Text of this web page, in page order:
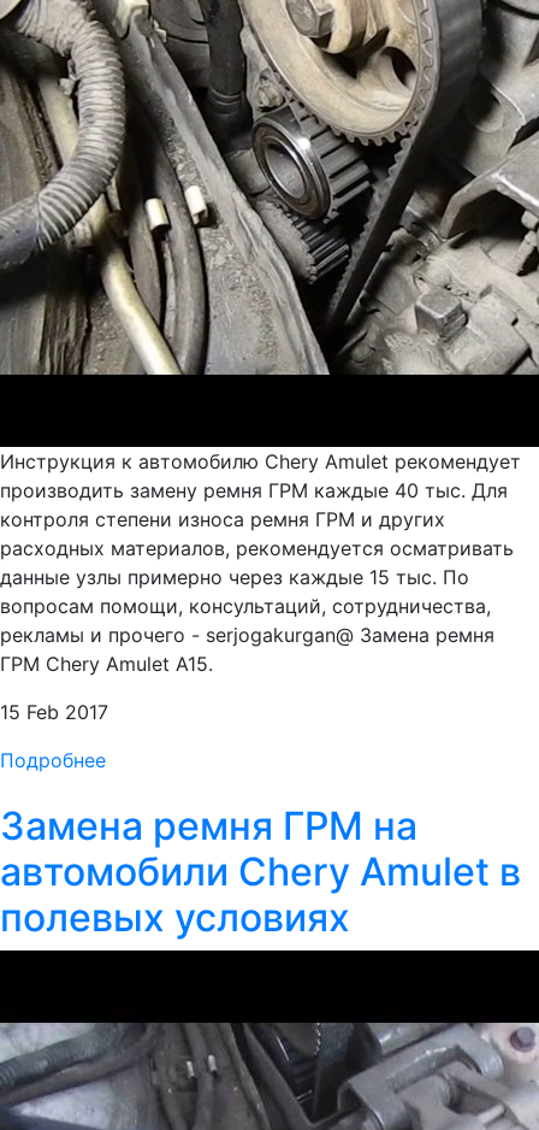
Инструкция к автомобилю Chery Amulet рекомендует
производить замену ремня ГРМ каждые 40 тыс. Для
контроля степени износа ремня ГРМ и других
расходных материалов, рекомендуется осматривать
данные узлы примерно через каждые 15 тыс. По
вопросам помощи, консультаций, сотрудничества,
рекламы и прочего - serjogakurgan@ Замена ремня
ГРМ Chery Amulet А15.
15 Feb 2017
Подробнее
Замена ремня ГРМ на
автомобили Chery Amulet в
полевых условиях